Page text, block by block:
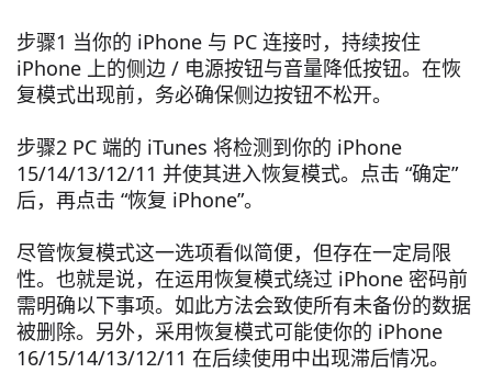
步骤1 当你的 iPhone 与 PC 连接时，持续按住
iPhone 上的侧边 / 电源按钮与音量降低按钮。在恢
复模式出现前，务必确保侧边按钮不松开。
步骤2 PC 端的 iTunes 将检测到你的 iPhone
15/14/13/12/11 并使其进入恢复模式。点击 “确定”
后，再点击 “恢复 iPhone”。
尽管恢复模式这一选项看似简便，但存在一定局限
性。也就是说，在运用恢复模式绕过 iPhone 密码前
需明确以下事项。如此方法会致使所有未备份的数据
被删除。另外，采用恢复模式可能使你的 iPhone
16/15/14/13/12/11 在后续使用中出现滞后情况。